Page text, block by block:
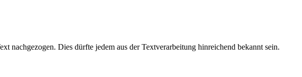
nachgezogen. Dies dürfte jedem aus der Textverarbeitung hinreichend bekannt sein.